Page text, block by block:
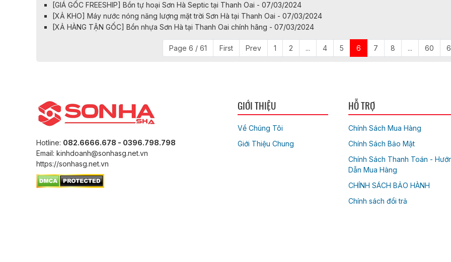
[GIÁ GỐC FREESHIP] Bồn tự hoại Sơn Hà Septic tại Thanh Oai - 07/03/2024
[XẢ KHO] Máy nước nóng năng lượng mặt trời Sơn Hà tại Thanh Oai - 07/03/2024
[XẢ HÀNG TẬN GỐC] Bồn nhựa Sơn Hà tại Thanh Oai chính hãng - 07/03/2024
Page 6 / 61 First Prev 1 2 ... 4 5 6 7 8 ... 60
Hotline: 082.6666.678 - 0396.798.798
Email: kinhdoanh@sonhasg.net.vn
https://sonhasg.net.vn
GIỚI THIỆU
Về Chúng Tôi
Giới Thiệu Chung
HỖ TRỢ
Chính Sách Mua Hàng
Chính Sách Bảo Mật
Chính Sách Thanh Toán -
Dẫn Mua Hàng
CHÍNH SÁCH BẢO HÀNH
Chính sách đổi trả